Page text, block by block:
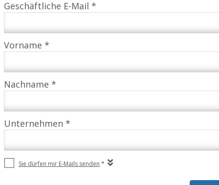
Geschäftliche E-Mail *
Vorname *
Nachname *
Unternehmen *
Sie dürfen mir E-Mails senden *